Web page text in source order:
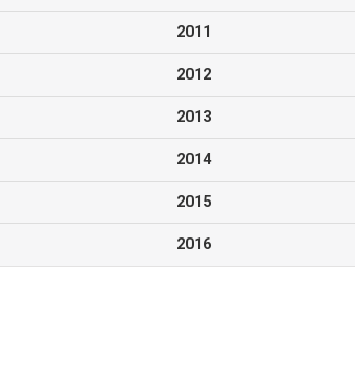
2011
2012
2013
2014
2015
2016